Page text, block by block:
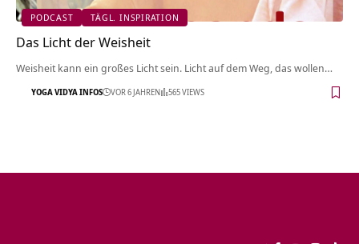
PODCAST TÄGL. INSPIRATION
Das Licht der Weisheit
Weisheit kann ein großes Licht sein. Licht auf dem Weg, das wollen…
YOGA VIDYA INFOS VOR 6 JAHREN 565 VIEWS